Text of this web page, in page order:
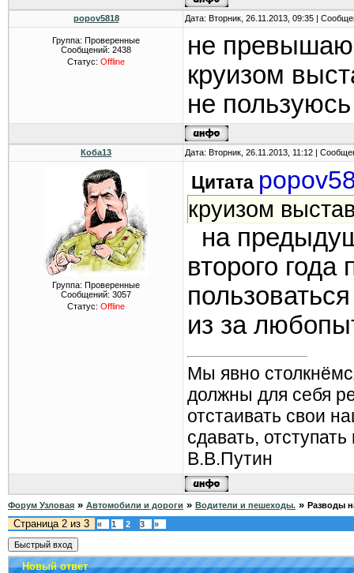
popov5818 Дата: Вторник, 26.11.2013, 09:35 |
Группа: Проверенные
Сообщений: 2438
Статус: Offline
не превышаю
круизом
не
Коба13 Дата: Вторник, 26.11.2013, 11:12 |
Группа: Проверенные
Сообщений: 3057
Статус: Offline
Цитата
круизом
на
второго года
из за
Мы явно
должны для себя
отстаивать свои
сдавать,
В.В.Путин
Форум Узловая » Автомобили и дороги » Водители и пешеходы. » Разводы
Страница 2 из 3 « 1 2 3 »
Новый ответ